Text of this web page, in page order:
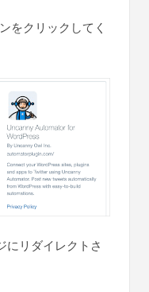
をクリックしてく
にリダイレクトさ